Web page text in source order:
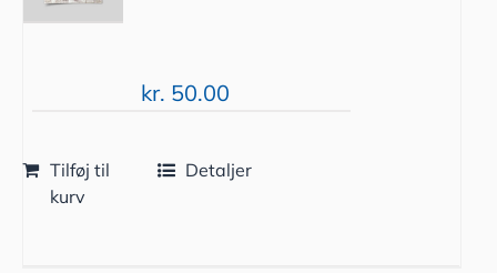
kr. 50.00
Tilføj til
kurv
Detaljer